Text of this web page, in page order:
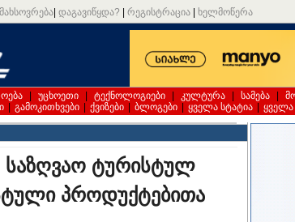
დაგავიწყდა? რეგისტრაცია ხელმოწერა
უცხოეთი ტექნოლოგიები კულტურა სამება
გამოკითხვები ქვიზები ბლოგები ყველა სტატია
საზღვაო ტურისტულ
პროდუქტებითა